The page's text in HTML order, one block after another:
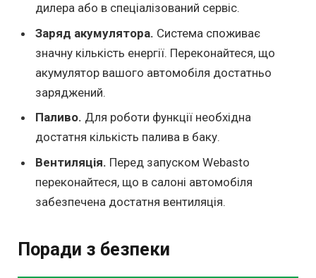
дилера або в спеціалізований сервіс.
Заряд акумулятора. Система споживає
значну кількість енергії. Переконайтеся, що
акумулятор вашого автомобіля достатньо
заряджений.
Паливо. Для роботи функції необхідна
достатня кількість палива в баку.
Вентиляція. Перед запуском Webasto
переконайтеся, що в салоні автомобіля
забезпечена достатня вентиляція.
Поради з безпеки